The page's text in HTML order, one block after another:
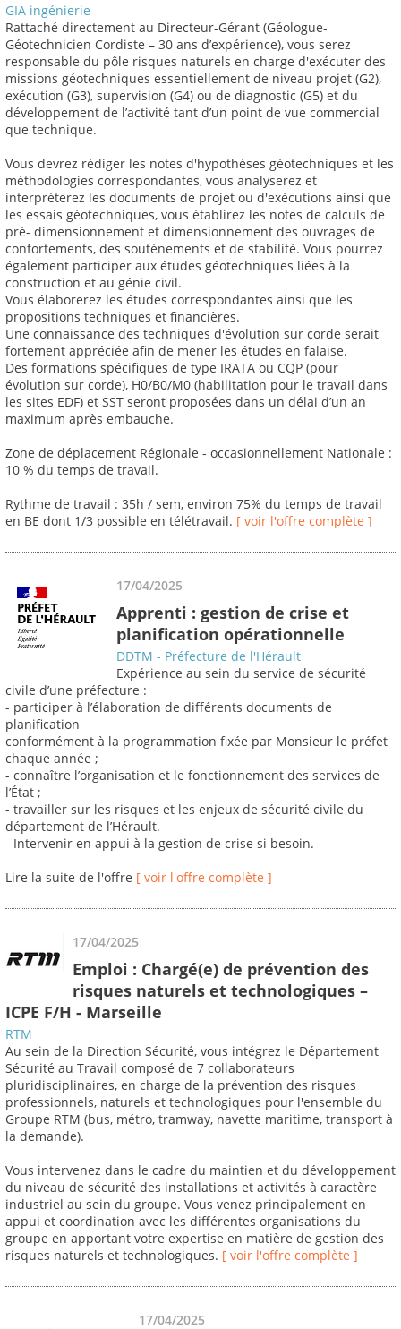
GIA ingénierie
Rattaché directement au Directeur-Gérant (Géologue-
Géotechnicien Cordiste – 30 ans d’expérience), vous serez
responsable du pôle risques naturels en charge d'exécuter des
missions géotechniques essentiellement de niveau projet (G2),
exécution (G3), supervision (G4) ou de diagnostic (G5) et du
développement de l’activité tant d’un point de vue commercial
que technique.
Vous devrez rédiger les notes d'hypothèses géotechniques et les
méthodologies correspondantes, vous analyserez et
interprèterez les documents de projet ou d'exécutions ainsi que
les essais géotechniques, vous établirez les notes de calculs de
pré- dimensionnement et dimensionnement des ouvrages de
confortements, des soutènements et de stabilité. Vous pourrez
également participer aux études géotechniques liées à la
construction et au génie civil.
Vous élaborerez les études correspondantes ainsi que les
propositions techniques et financières.
Une connaissance des techniques d'évolution sur corde serait
fortement appréciée afin de mener les études en falaise.
Des formations spécifiques de type IRATA ou CQP (pour
évolution sur corde), H0/B0/M0 (habilitation pour le travail dans
les sites EDF) et SST seront proposées dans un délai d’un an
maximum après embauche.
Zone de déplacement Régionale - occasionnellement Nationale :
10 % du temps de travail.
Rythme de travail : 35h / sem, environ 75% du temps de travail
en BE dont 1/3 possible en télétravail. [ voir l'offre complète ]
17/04/2025
Apprenti : gestion de crise et
planification opérationnelle
DDTM - Préfecture de l'Hérault
Expérience au sein du service de sécurité
civile d’une préfecture :
- participer à l’élaboration de différents documents de
planification
conformément à la programmation fixée par Monsieur le préfet
chaque année ;
- connaître l’organisation et le fonctionnement des services de
l’État ;
- travailler sur les risques et les enjeux de sécurité civile du
département de l’Hérault.
- Intervenir en appui à la gestion de crise si besoin.
Lire la suite de l'offre [ voir l'offre complète ]
17/04/2025
Emploi : Chargé(e) de prévention des
risques naturels et technologiques –
ICPE F/H - Marseille
RTM
Au sein de la Direction Sécurité, vous intégrez le Département
Sécurité au Travail composé de 7 collaborateurs
pluridisciplinaires, en charge de la prévention des risques
professionnels, naturels et technologiques pour l'ensemble du
Groupe RTM (bus, métro, tramway, navette maritime, transport à
la demande).
Vous intervenez dans le cadre du maintien et du développement
du niveau de sécurité des installations et activités à caractère
industriel au sein du groupe. Vous venez principalement en
appui et coordination avec les différentes organisations du
groupe en apportant votre expertise en matière de gestion des
risques naturels et technologiques. [ voir l'offre complète ]
17/04/2025